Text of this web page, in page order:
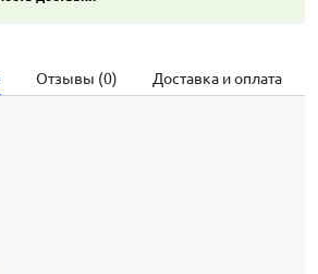
Отзывы (0) Доставка и оплата